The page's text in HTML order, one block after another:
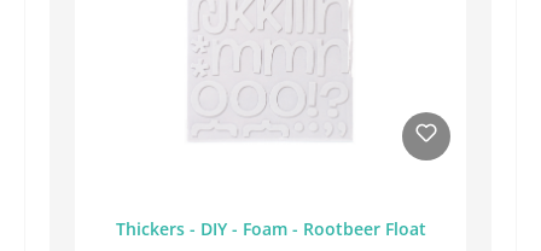
Thickers - DIY - Foam - Rootbeer Float